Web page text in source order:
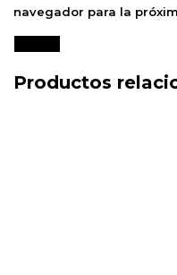
navegador para la
Productos